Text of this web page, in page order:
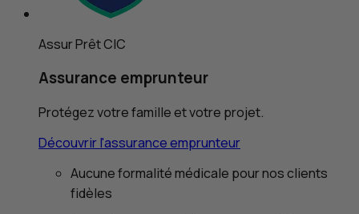
Assur PrêtCIC
Assurance emprunteur
Protégez votre famille et votre projet.
Découvrir l'assurance emprunteur
Aucune formalité médicale pour nos clients
fidèles